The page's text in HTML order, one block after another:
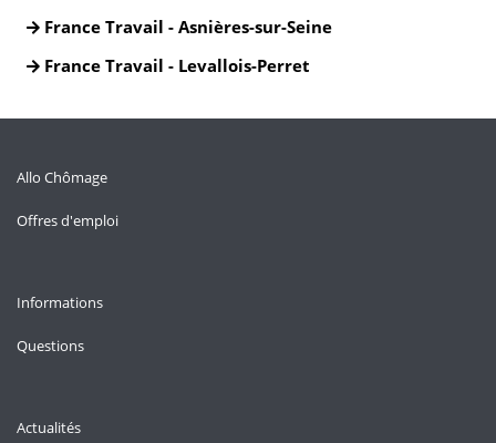
France Travail - Asnières-sur-Seine
France Travail - Levallois-Perret
Allo Chômage
Offres d'emploi
Informations
Questions
Actualités